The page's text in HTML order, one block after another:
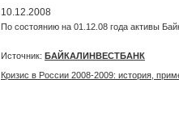
10.12.2008
По состоянию на 01.12.08 года активы
Источник: БАЙКАЛИНВЕСТБАНК
Кризис в России 2008-2009: история,